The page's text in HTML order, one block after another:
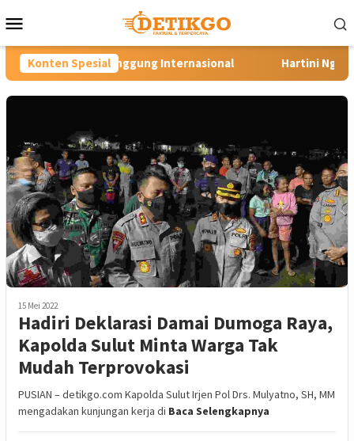
ke
Mobile
Konten Spesial
Internasional Hartini Ngadiorejo Pacu
15 Mei 2022
Hadiri Deklarasi Damai Dumoga Raya,
Kapolda Sulut Minta Warga Tak
Mudah Terprovokasi
PUSIAN – detikgo.com Kapolda Sulut Irjen Pol Drs. Mulyatno, SH, MM
mengadakan kunjungan kerja di Baca Selengkapnya